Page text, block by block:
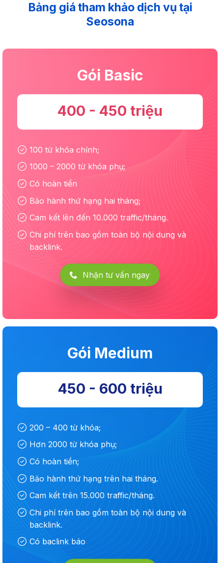
Bảng giá tham khảo dịch vụ tại
Seosona
Gói Basic
400 - 450 triệu
100 từ khóa chính;
1000 – 2000 từ khóa phụ;
Có hoàn tiền
Bảo hành thứ hạng hai tháng;
Cam kết lên đến 10.000 traffic/tháng.
Chi phí trên bao gồm toàn bộ nội dung và
backlink.
Nhận tư vấn ngay
Gói Medium
450 - 600 triệu
200 – 400 từ khóa;
Hơn 2000 từ khóa phụ;
Có hoàn tiền;
Bảo hành thứ hạng trên hai tháng.
Cam kết trên 15.000 traffic/tháng.
Chi phí trên bao gồm toàn bộ nội dung và
backlink.
Có baclink báo